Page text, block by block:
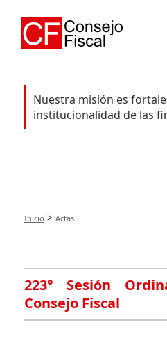
Nuestra misión es
institucionalidad de las
Inicio > Actas
223° Sesión
Consejo Fiscal